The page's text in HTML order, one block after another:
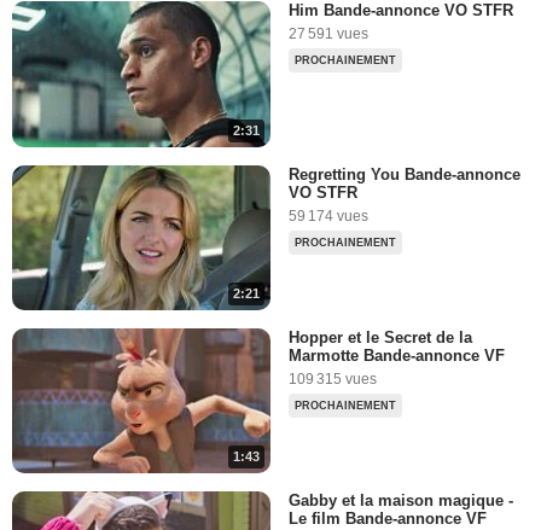
2:31
Him Bande-annonce VO STFR
27 591 vues
PROCHAINEMENT
2:21
Regretting You Bande-annonce
VO STFR
59 174 vues
PROCHAINEMENT
1:43
Hopper et le Secret de la
Marmotte Bande-annonce VF
109 315 vues
PROCHAINEMENT
Gabby et la maison magique -
Le film Bande-annonce VF